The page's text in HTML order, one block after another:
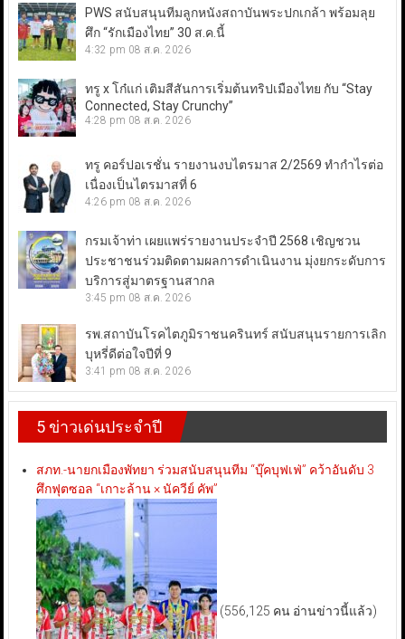
PWS สนับสนุนทีมลูกหนังสถาบันพระปกเกล้า พร้อมลุย
ศึก “รักเมืองไทย” 30 ส.ค.นี้
4:32 pm 08 ส.ค. 2026
ทรู x โก๋แก่ เติมสีสันการเริ่มต้นทริปเมืองไทย กับ “Stay
Connected, Stay Crunchy”
4:28 pm 08 ส.ค. 2026
ทรู คอร์ปอเรชั่น รายงานงบไตรมาส 2/2569 ทำกำไรต่อ
เนื่องเป็นไตรมาสที่ 6
4:26 pm 08 ส.ค. 2026
กรมเจ้าท่า เผยแพร่รายงานประจำปี 2568 เชิญชวน
ประชาชนร่วมติดตามผลการดำเนินงาน มุ่งยกระดับการ
บริการสู่มาตรฐานสากล
3:45 pm 08 ส.ค. 2026
รพ.สถาบันโรคไตภูมิราชนครินทร์ สนับสนุนรายการเลิก
บุหรี่ดีต่อใจปีที่ 9
3:41 pm 08 ส.ค. 2026
5 ข่าวเด่นประจำปี
สภท.-นายกเมืองพัทยา ร่วมสนับสนุนทีม “บุ๊คบุฟเฟ่” คว้าอันดับ 3
ศึกฟุตซอล “เกาะล้าน × นัควีย์ คัพ”
(556,125 คน อ่านข่าวนี้แล้ว)